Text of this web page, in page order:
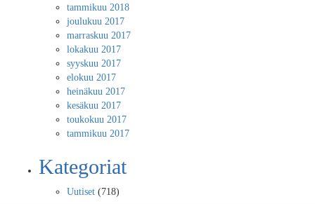
tammikuu 2018
joulukuu 2017
marraskuu 2017
lokakuu 2017
syyskuu 2017
elokuu 2017
heinäkuu 2017
kesäkuu 2017
toukokuu 2017
tammikuu 2017
Kategoriat
Uutiset (718)